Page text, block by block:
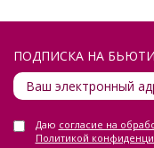
ПОДПИСКА НА
Даю согласие на
Политикой